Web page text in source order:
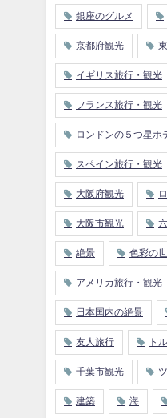
銀座のグルメ
京都府観光
イギリス旅行・観光
フランス旅行・観光
ロンドンの５つ星ホ
スペイン旅行・観光
大阪府観光
大阪市観光
絶景 色彩の
アメリカ旅行・観光
日本国内の絶景
友人旅行 ト
千葉市観光
建築 海